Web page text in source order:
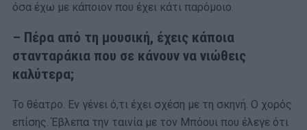
όσα έχω με κάποιον που έχει κάτι παρόμοιο.
– Πέρα από τη μουσική, έχεις κάποια
στανταράκια που σε κάνουν να νιώθεις
καλύτερα;
Το θέατρο. Εν γένει ό,τι έχει σχέση με τη σκηνή. Ο χορός
επίσης. Έβλεπα την ταινία με τον Μπόουι που έλεγε ότι